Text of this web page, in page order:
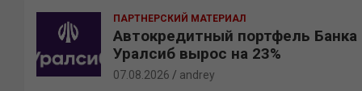
ПАРТНЕРСКИЙ МАТЕРИАЛ
Автокредитный портфель Банка
Уралсиб вырос на 23%
07.08.2026 andrey